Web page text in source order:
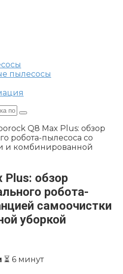
пылесосы
Q8 Max Plus: обзор
робота-пылесоса со
и комбинированной
Plus: обзор
робота-
самоочистки
уборкой
⏳ 6 минут